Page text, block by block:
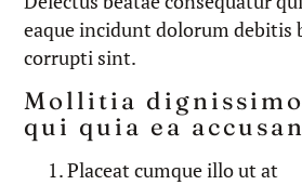
eaque incidunt dolorum debitis
corrupti sint.
Mollitia
qui quia ea
Placeat cumque illo ut at